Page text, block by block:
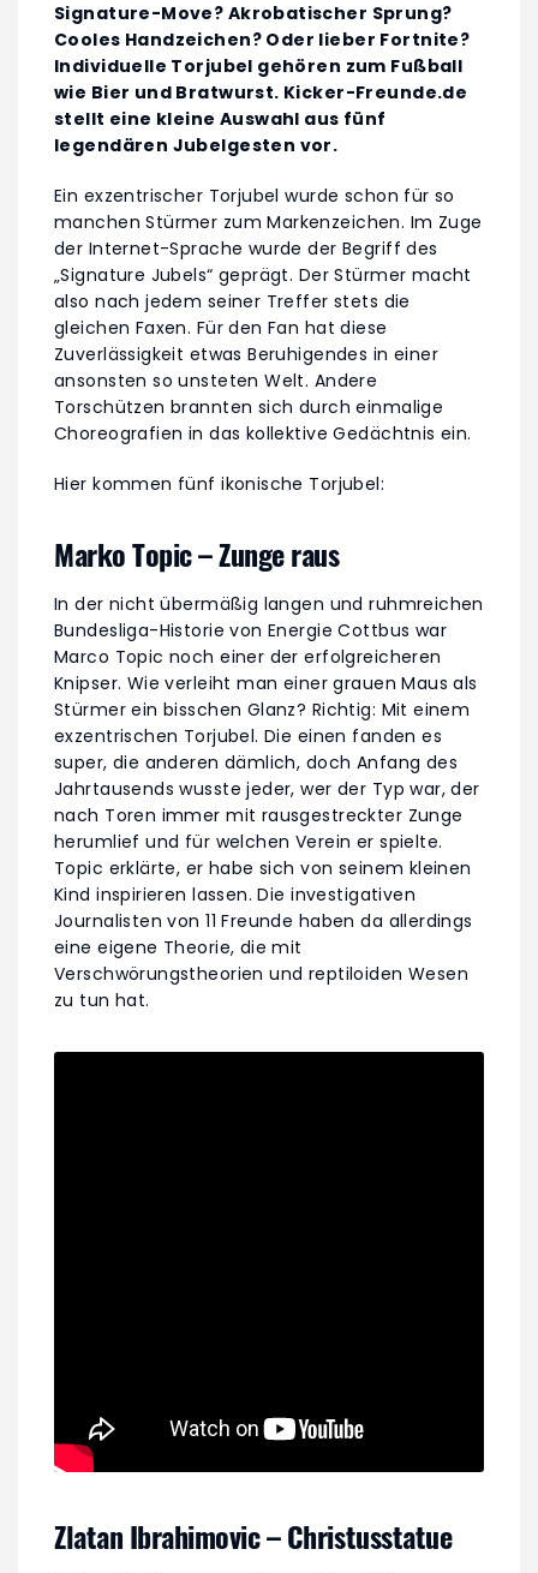
Signature-Move? Akrobatischer Sprung?
Cooles Handzeichen? Oder lieber Fortnite?
Individuelle Torjubel gehören zum Fußball
wie Bier und Bratwurst. Kicker-Freunde.de
stellt eine kleine Auswahl aus fünf
legendären Jubelgesten vor.
Ein exzentrischer Torjubel wurde schon für so
manchen Stürmer zum Markenzeichen. Im Zuge
der Internet-Sprache wurde der Begriff des
„Signature Jubels“ geprägt. Der Stürmer macht
also nach jedem seiner Treffer stets die
gleichen Faxen. Für den Fan hat diese
Zuverlässigkeit etwas Beruhigendes in einer
ansonsten so unsteten Welt. Andere
Torschützen brannten sich durch einmalige
Choreografien in das kollektive Gedächtnis ein.
Hier kommen fünf ikonische Torjubel:
Marko Topic – Zunge raus
In der nicht übermäßig langen und ruhmreichen
Bundesliga-Historie von Energie Cottbus war
Marco Topic noch einer der erfolgreicheren
Knipser. Wie verleiht man einer grauen Maus als
Stürmer ein bisschen Glanz? Richtig: Mit einem
exzentrischen Torjubel. Die einen fanden es
super, die anderen dämlich, doch Anfang des
Jahrtausends wusste jeder, wer der Typ war, der
nach Toren immer mit rausgestreckter Zunge
herumlief und für welchen Verein er spielte.
Topic erklärte, er habe sich von seinem kleinen
Kind inspirieren lassen. Die investigativen
Journalisten von 11 Freunde haben da allerdings
eine eigene Theorie, die mit
Verschwörungstheorien und reptiloiden Wesen
zu tun hat.
Zlatan Ibrahimovic – Christusstatue